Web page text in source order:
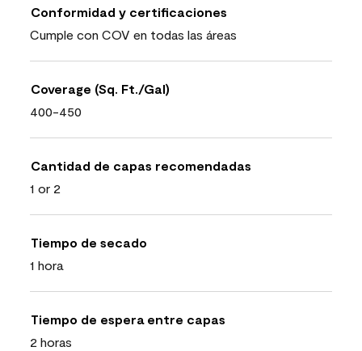
Conformidad y certificaciones
Cumple con COV en todas las áreas
Coverage (Sq. Ft./Gal)
400-450
Cantidad de capas recomendadas
1 or 2
Tiempo de secado
1 hora
Tiempo de espera entre capas
2 horas